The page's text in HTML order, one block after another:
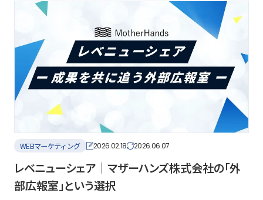
WEBマーケティング 2026.02.18 2026.06.07
レベニューシェア｜マザーハンズ株式会社の「外
部広報室」という選択